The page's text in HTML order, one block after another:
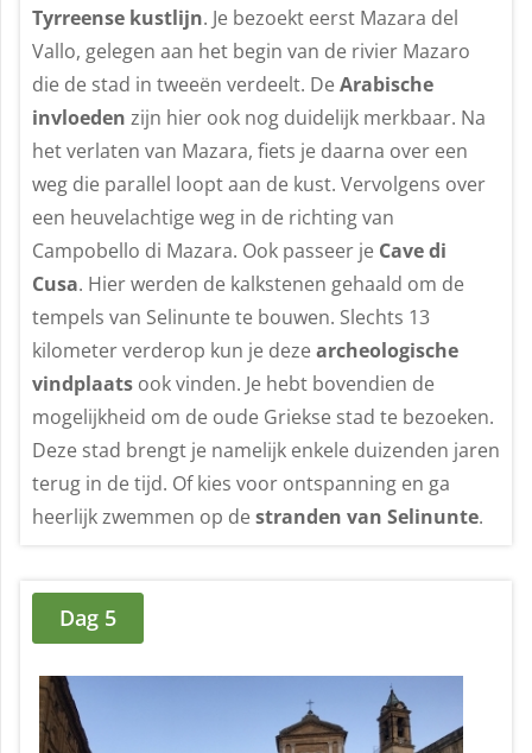
Tyrreense kustlijn. Je bezoekt eerst Mazara del
Vallo, gelegen aan het begin van de rivier Mazaro
die de stad in tweeën verdeelt. DeArabische
invloeden zijn hier ook nog duidelijk merkbaar. Na
het verlaten van Mazara, fiets je daarna over een
weg die parallel loopt aan de kust. Vervolgens over
een heuvelachtige weg in de richting van
Campobello di Mazara. Ook passeer je Cave di
Cusa. Hier werden de kalkstenen gehaald om de
tempels van Selinunte te bouwen. Slechts 13
kilometer verderop kun je dezearcheologische
vindplaats ook vinden. Je hebt bovendien de
mogelijkheid om de oude Griekse stad te bezoeken.
Deze stad brengt je namelijk enkele duizenden jaren
terug in de tijd. Of kies voor ontspanning en ga
heerlijk zwemmen op destranden van Selinunte.
Dag 5